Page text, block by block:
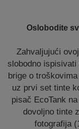
Oslobodite
Zahvaljujući
slobodno
brige o
uz prvi set tinte
pisač EcoTank
dovoljno tinte
fotografija